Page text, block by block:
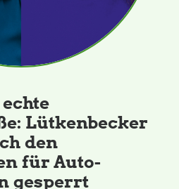
Lütkenbecker
den
für Auto-
gesperrt